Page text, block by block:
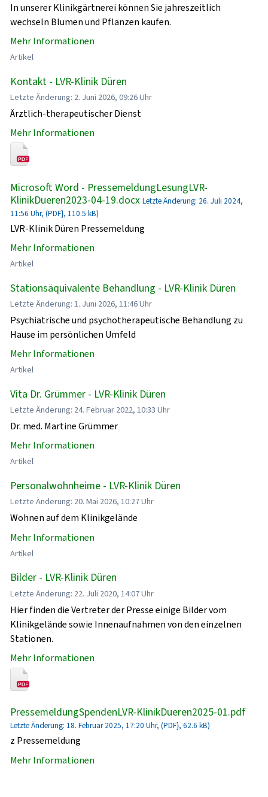
In unserer Klinikgärtnerei können Sie jahreszeitlich
wechseln Blumen und Pflanzen kaufen.
Mehr Informationen
Artikel
Kontakt - LVR-Klinik Düren
Letzte Änderung: 2. Juni 2026, 09:26 Uhr
Ärztlich-therapeutischer Dienst
Mehr Informationen
Microsoft Word - PressemeldungLesungLVR-
KlinikDueren2023-04-19.docx Letzte Änderung: 26. Juli 2024,
11:56 Uhr, (PDF}, 110.5 kB)
LVR-Klinik Düren Pressemeldung
Mehr Informationen
Artikel
Stationsäquivalente Behandlung - LVR-Klinik Düren
Letzte Änderung: 1. Juni 2026, 11:46 Uhr
Psychiatrische und psychotherapeutische Behandlung zu
Hause im persönlichen Umfeld
Mehr Informationen
Artikel
Vita Dr. Grümmer - LVR-Klinik Düren
Letzte Änderung: 24. Februar 2022, 10:33 Uhr
Dr. med. Martine Grümmer
Mehr Informationen
Artikel
Personalwohnheime - LVR-Klinik Düren
Letzte Änderung: 20. Mai 2026, 10:27 Uhr
Wohnen auf dem Klinikgelände
Mehr Informationen
Artikel
Bilder - LVR-Klinik Düren
Letzte Änderung: 22. Juli 2020, 14:07 Uhr
Hier finden die Vertreter der Presse einige Bilder vom
Klinikgelände sowie Innenaufnahmen von den einzelnen
Stationen.
Mehr Informationen
PressemeldungSpendenLVR-KlinikDueren2025-01.pdf
Letzte Änderung: 18. Februar 2025, 17:20 Uhr, (PDF}, 62.6 kB)
z Pressemeldung
Mehr Informationen